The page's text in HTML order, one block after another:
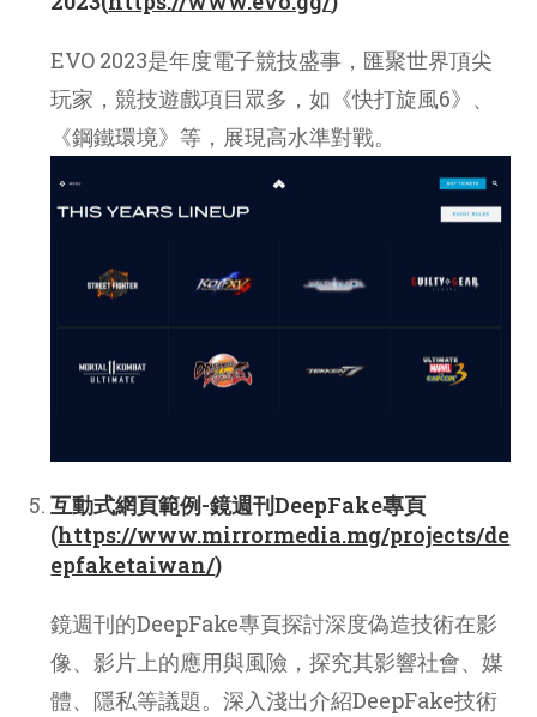
EVO 2023是年度電子競技盛事，匯聚世界頂尖
玩家，競技遊戲項目眾多，如《快打旋風6》、
《鋼鐵環境》等，展現高水準對戰。
互動式網頁範例-鏡週刊DeepFake專頁
(https://www.mirrormedia.mg/projects/de
epfaketaiwan/)
鏡週刊的DeepFake專頁探討深度偽造技術在影
像、影片上的應用與風險，探究其影響社會、媒
體、隱私等議題。深入淺出介紹DeepFake技術